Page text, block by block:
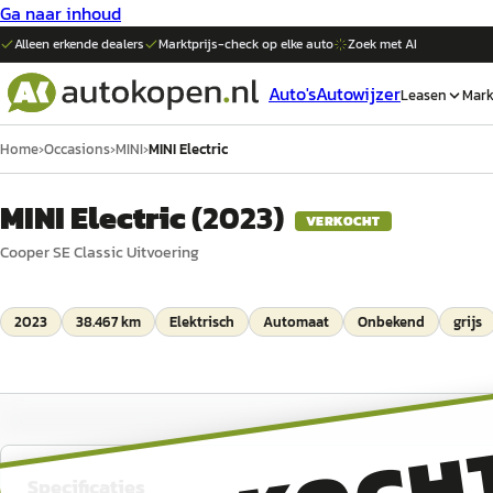
Ga naar inhoud
Alleen erkende dealers Marktprijs-check op elkeauto Zoek met AI
Auto'sAutowijzerLeasen
Home›Occasions›MINI›MINI Electric
MINI Electric(2023) VERKOCHT
Cooper SE Classic Uitvoering
2023 38.467 km Elektrisch Automaat Onbekend grijs